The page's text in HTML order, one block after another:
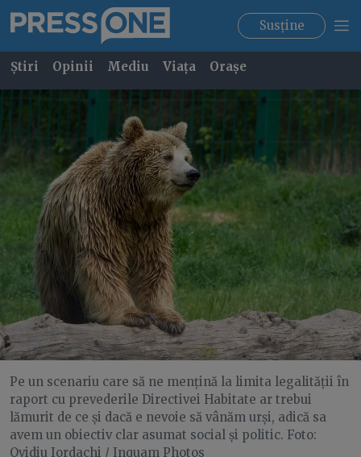
Susține
Știri Opinii Mediu Viața Orașe
Pe un scenariu care să ne mențină la limita legalității în
raport cu prevederile Directivei Habitate ar trebui
lămurit de ce și dacă e nevoie să vânăm urși, adică sa
avem un obiectiv clar asumat social și politic. Foto:
Ovidiu Iordachi / Inquam Photos